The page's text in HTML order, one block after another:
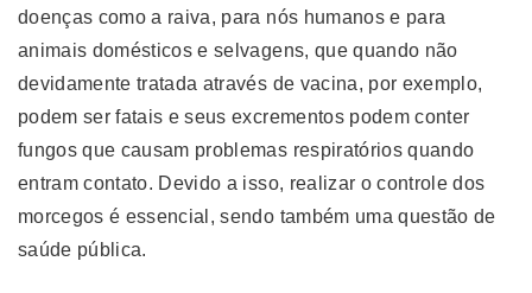
doenças como a raiva, para nós humanos e para
animais domésticos e selvagens, que quando não
devidamente tratada através de vacina, por exemplo,
podem ser fatais e seus excrementos podem conter
fungos que causam problemas respiratórios quando
entram contato. Devido a isso, realizar o controle dos
morcegos é essencial, sendo também uma questão de
saúde pública.